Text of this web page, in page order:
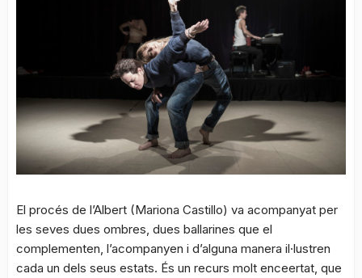
El procés de l’Albert (Mariona Castillo) va acompanyat per
les seves dues ombres, dues ballarines que el
complementen, l’acompanyen i d’alguna manera il·lustren
cada un dels seus estats. És un recurs molt enceertat, que